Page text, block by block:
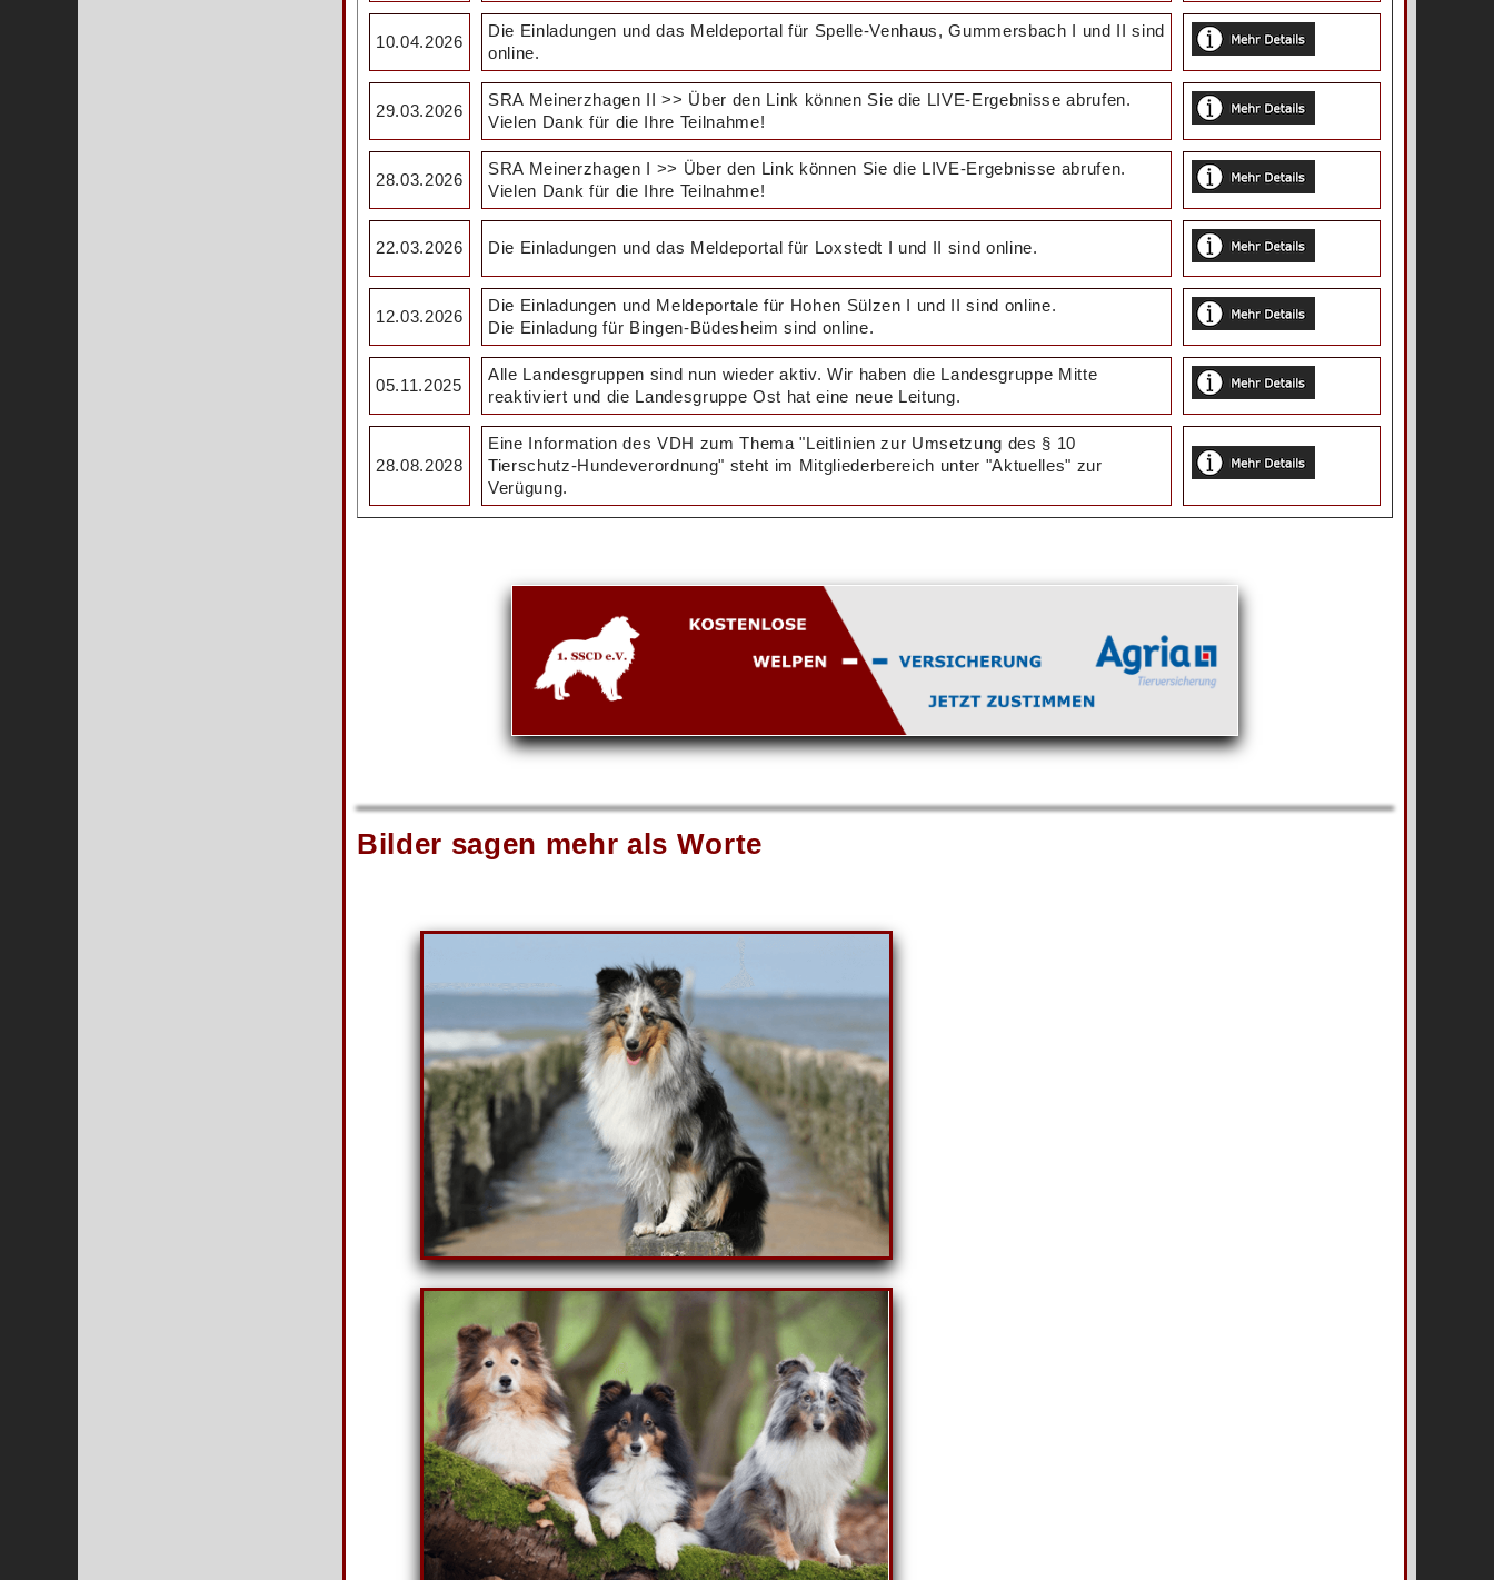
10.04.2026
Die Einladungen und das Meldeportal für Spelle-Venhaus, Gummersbach I und II sind
online.
29.03.2026
SRA Meinerzhagen II >> Über den Link können Sie die LIVE-Ergebnisse abrufen.
Vielen Dank für die Ihre Teilnahme!
28.03.2026
SRA Meinerzhagen I >> Über den Link können Sie die LIVE-Ergebnisse abrufen.
Vielen Dank für die Ihre Teilnahme!
22.03.2026 Die Einladungen und das Meldeportal für Loxstedt I und II sind online.
12.03.2026
Die Einladungen und Meldeportale für Hohen Sülzen I und II sind online.
Die Einladung für Bingen-Büdesheim sind online.
05.11.2025
Alle Landesgruppen sind nun wieder aktiv. Wir haben die Landesgruppe Mitte
reaktiviert und die Landesgruppe Ost hat eine neue Leitung.
28.08.2028
Eine Information des VDH zum Thema "Leitlinien zur Umsetzung des § 10
Tierschutz-Hundeverordnung" steht im Mitgliederbereich unter "Aktuelles" zur
Verügung.
Bilder sagen mehr als Worte